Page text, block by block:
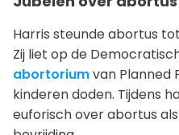
Harris steunde abortus
Zij liet op de
abortoriumvan Planned
kinderen doden. Tijdens
euforisch over abortus